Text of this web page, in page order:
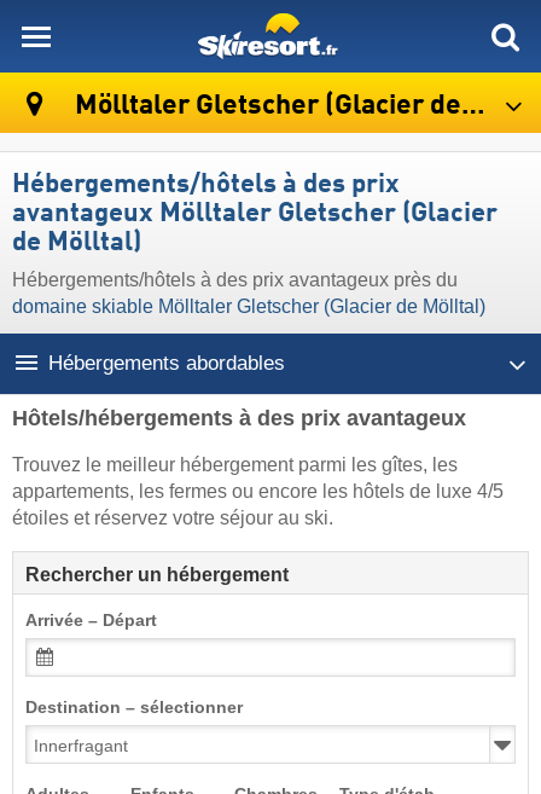
Mölltaler Gletscher (Glacier de Mölltal)
Hébergements/hôtels à des prix
avantageux Mölltaler Gletscher (Glacier
de Mölltal)
Hébergements/hôtels à des prix avantageux près du
domaine skiable Mölltaler Gletscher (Glacier de Mölltal)
Hébergements abordables
Hôtels/hébergements à des prix avantageux
Trouvez le meilleur hébergement parmi les gîtes, les
appartements, les fermes ou encore les hôtels de luxe 4/5
étoiles et réservez votre séjour au ski.
Rechercher un hébergement
Arrivée – Départ
Destination – sélectionner